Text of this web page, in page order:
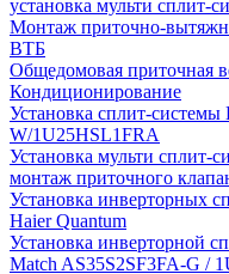
установка мульти сплит-
Монтаж приточно-
ВТБ
Общедомовая приточная
Кондиционирование
Установка сплит-
W/1U25HSL1FRA
Установка мульти сплит-
монтаж приточного
Установка инверторных
Haier Quantum
Установка инверторной
Match AS35S2SF3FA-G /